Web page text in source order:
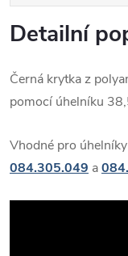
Detailní
Černá krytka z
pomocí úhelníku
Vhodné pro úhelníky
084.305.049 a